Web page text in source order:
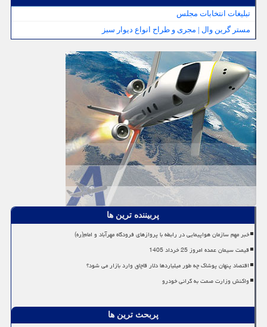
تبلیغات انتخابات مجلس
مستر گرین وال | مجری و طراح انواع دیوار سبز
پربیننده ترین ها
خبر مهم سازمان هواپیمایی در رابطه با پروازهای فرودگاه مهرآباد و امام(ره)
قیمت سیمان عمده امروز 25 خرداد 1405
اقتصاد پنهان پوشاک چه طور میلیاردها دلار قاچاق وارد بازار می شود؟
واکنش وزارت صمت به گرانی خودرو
پربحث ترین ها